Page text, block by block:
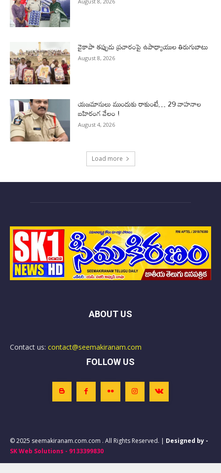
వైకాపా తప్పుడు ప్రచారంపై ఉపాధ్యాయుల తిరుగుబాటు
August 8, 2026
యజమానులు ముందుకు రాకుంటే… 29 వాహనాల
బహిరంగ వేలం !
August 4, 2026
Load more
ABOUT US
Contact us: contact@seemakiranam.com
FOLLOW US
© 2025 seemakiranam.com.com . All Rights Reserved. | Designed by -
SK Web Solutions - 9133399830